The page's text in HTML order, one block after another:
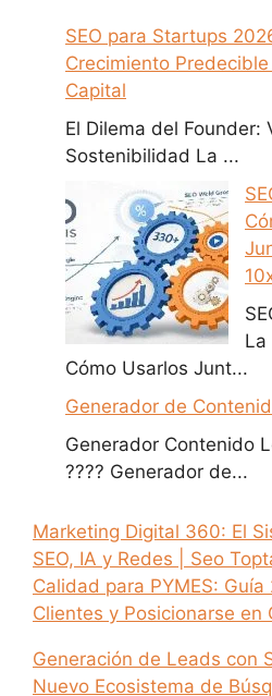
SEO para Startups
Crecimiento
Capital
El Dilema del Founder:
Sostenibilidad La ...
La
Cómo Usarlos Junt...
Generador de
Generador Contenido
???? Generador de...
Marketing Digital 360: El
SEO, IA y Redes | Seo
Calidad para PYMES:
Clientes y Posicionarse en
Generación de Leads con
Nuevo Ecosistema de